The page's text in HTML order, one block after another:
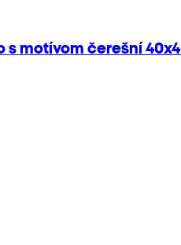
s motívom čerešní